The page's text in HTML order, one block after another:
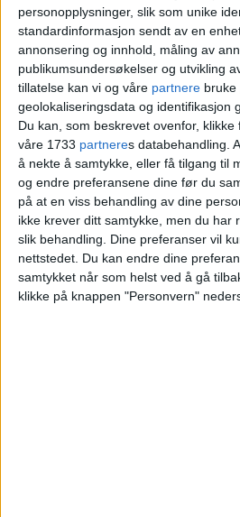
personopplysninger, slik som unike
standardinformasjon sendt av en
annonsering og innhold, måling av
publikumsundersøkelser og utvikling
tillatelse kan vi og våre partnere bruke
geolokaliseringsdata og identifikasjon
Du kan, som beskrevet ovenfor,
våre 1733 partneres databehandling.
å nekte å samtykke, eller få tilgang til
og endre preferansene dine før du
på at en viss behandling av dine
ikke krever ditt samtykke, men du har
slik behandling. Dine preferanser vil
nettstedet. Du kan endre dine
samtykket når som helst ved å gå
klikke på knappen "Personvern"
fare for å bli påvirket.
Bydelen foreslår å
åpningstider med en
barnehagene stengt på
julen og påsken.